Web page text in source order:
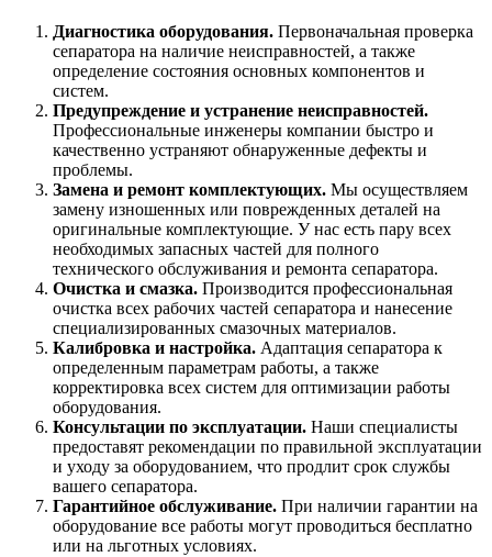
Диагностика оборудования. Первоначальная проверка
сепаратора на наличие неисправностей, а также
определение состояния основных компонентов и
систем.
Предупреждение и устранение неисправностей.
Профессиональные инженеры компании быстро и
качественно устраняют обнаруженные дефекты и
проблемы.
Замена и ремонт комплектующих. Мы осуществляем
замену изношенных или поврежденных деталей на
оригинальные комплектующие. У нас есть пару всех
необходимых запасных частей для полного
технического обслуживания и ремонта сепаратора.
Очистка и смазка. Производится профессиональная
очистка всех рабочих частей сепаратора и нанесение
специализированных смазочных материалов.
Калибровка и настройка. Адаптация сепаратора к
определенным параметрам работы, а также
корректировка всех систем для оптимизации работы
оборудования.
Консультации по эксплуатации. Наши специалисты
предоставят рекомендации по правильной эксплуатации
и уходу за оборудованием, что продлит срок службы
вашего сепаратора.
Гарантийное обслуживание. При наличии гарантии на
оборудование все работы могут проводиться бесплатно
или на льготных условиях.